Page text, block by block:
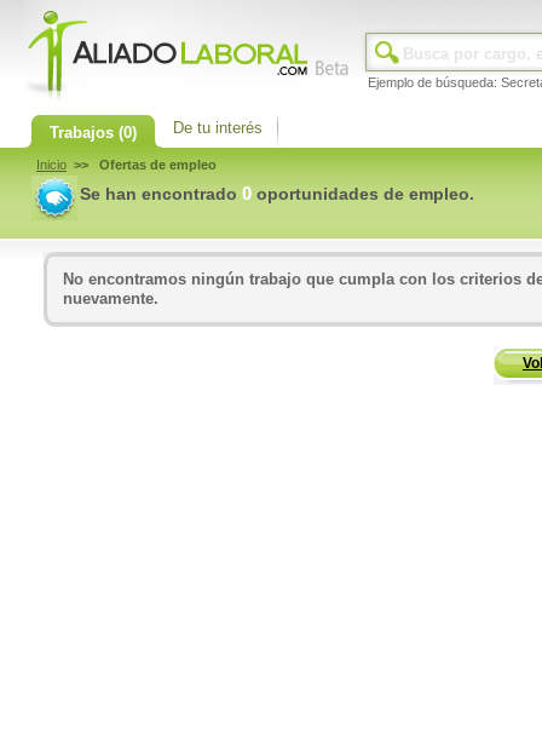
Ejemplo de búsqueda:
Trabajos (0) De tu interés
Inicio >> Ofertas de empleo
Se han encontrado 0 oportunidades de empleo.
No encontramos ningún trabajo que cumpla con los criterios
nuevamente.